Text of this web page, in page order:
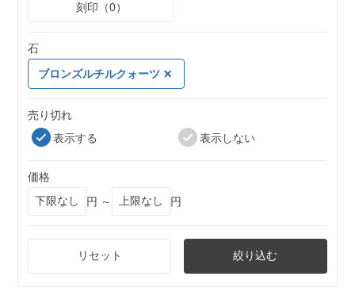
刻印（0）
石
ブロンズルチルクォーツ
売り切れ
表示する
表示しない
価格
円 ～
円
リセット 絞り込む